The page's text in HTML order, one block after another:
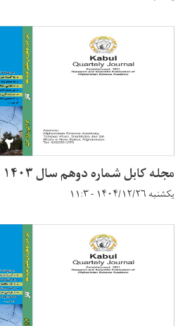
مجله کابل شماره دوهم سال ۱۴۰۳
یکشنبه ۱۴۰۴/۱۲/۲۶ - ۱۱:۳